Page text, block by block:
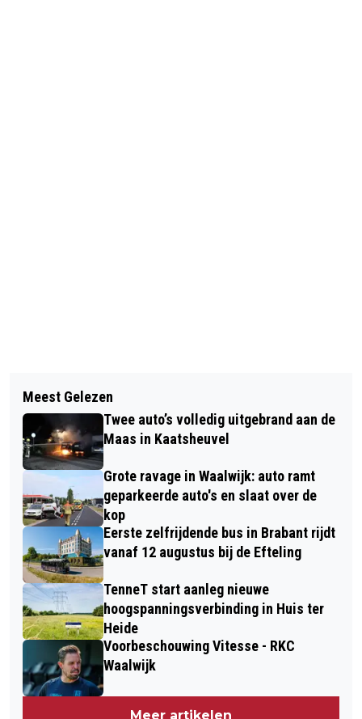
LOONSTARS EN 100 JAAR UNO ANIMO
ZORGEN VOOR ONVERGETELIJK
DORPSFEEST
ZORGATELIER DE POLDER ZOEKT PER
DIRECT VRIJWILLIGE CHAUFFEURS
Meest Gelezen
Twee auto’s volledig uitgebrand aan de
Maas in Kaatsheuvel
Grote ravage in Waalwijk: auto ramt
geparkeerde auto's en slaat over de
kop
Eerste zelfrijdende bus in Brabant rijdt
vanaf 12 augustus bij de Efteling
TenneT start aanleg nieuwe
hoogspanningsverbinding in Huis ter
Heide
Voorbeschouwing Vitesse - RKC
Waalwijk
Meer artikelen